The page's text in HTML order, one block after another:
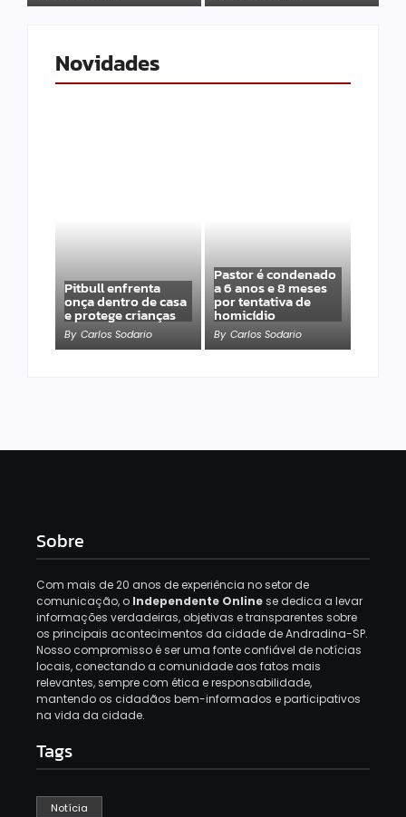
Novidades
Pitbull enfrenta
onça dentro de casa
e protege crianças
By Carlos Sodario
Pastor é condenado
a 6 anos e 8 meses
por tentativa de
homicídio
By Carlos Sodario
Sobre
Com mais de 20 anos de experiência no setor de
comunicação, o Independente Onlinese dedica a levar
informações verdadeiras, objetivas e transparentes sobre
os principais acontecimentos da cidade de Andradina-SP.
Nosso compromisso é ser uma fonte confiável de notícias
locais, conectando a comunidade aos fatos mais
relevantes, sempre com ética e responsabilidade,
mantendo os cidadãos bem-informados e participativos
na vida da cidade.
Tags
Notícia